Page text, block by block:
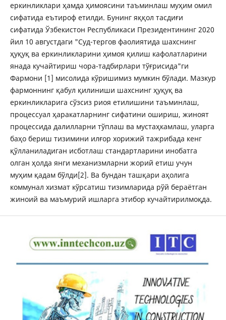
еркинликлари ҳамда ҳимоясини таъминлаш муҳим омил
сифатида еътироф етилди. Бунинг яққол тасдиғи
сифатида Ўзбекистон Республикаси Президентининг 2020
йил 10 августдаги "Суд-тергов фаолиятида шахснинг
ҳуқуқ ва еркинликларини ҳимоя қилиш кафолатларини
янада кучайтириш чора-тадбирлари тўғрисида"ги
Фармони [1] мисолида кўришимиз мумкин бўлади. Мазкур
фармоннинг қабул қилиниши шахснинг ҳуқуқ ва
еркинликларига сўзсиз риоя етилишини таъминлаш,
процессуал ҳаракатларнинг сифатини ошириш, жиноят
процессида далилларни тўплаш ва мустаҳкамлаш, уларга
баҳо бериш тизимини илғор хорижий тажрибада кенг
қўлланиладиган исботлаш стандартларини инобатга
олган ҳолда янги механизмларни жорий етиш учун
муҳим қадам бўлди[2]. Ва бундан ташқари аҳолига
коммунал хизмат кўрсатиш тизимларида рўй бераётган
жиноий ва маъмурий ишларга этибор кучайтирилмоқда.